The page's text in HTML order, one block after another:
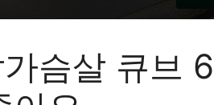
슴살 큐브